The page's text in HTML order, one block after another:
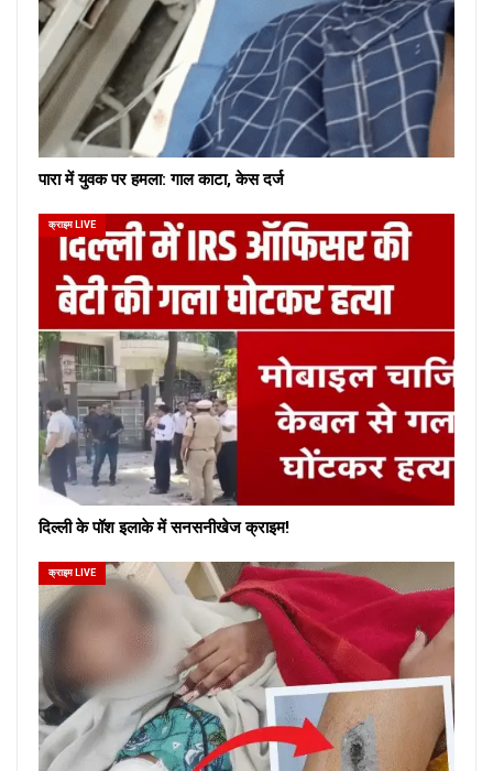
पारा में युवक पर हमला: गाल काटा, केस दर्ज
क्राइम LIVE
दिल्ली के पॉश इलाके में सनसनीखेज क्राइम!
क्राइम LIVE